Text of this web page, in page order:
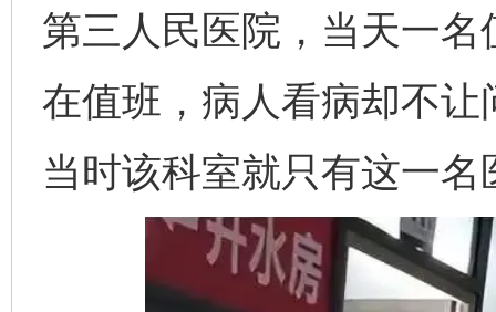
第三人民医院，当天一
在值班，病人看病却不
当时该科室就只有这一名